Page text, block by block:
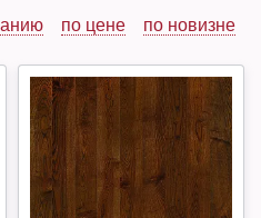
по цене по новизне